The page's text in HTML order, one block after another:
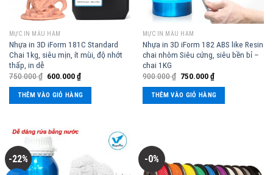
MỰC IN MẪU HÀM
Nhựa in 3D iForm 181C Standard
Chai 1kg, siêu mịn, ít mùi, độ nhớt
thấp, in dễ
750.000₫ 600.000₫
THÊM VÀO GIỎ HÀNG
MỰC IN MẪU HÀM
Nhựa in 3D iForm 182 ABS like Resin
chai nhôm Siêu cứng, siêu bền bỉ –
chai 1KG
900.000₫ 750.000₫
THÊM VÀO GIỎ HÀNG
-22% -0%